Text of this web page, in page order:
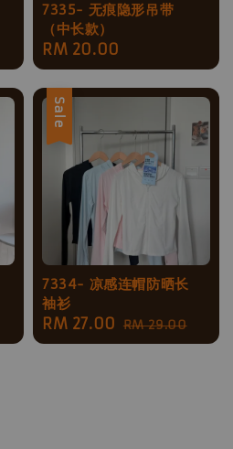
7335- 无痕隐形吊带
（中长款）
Regular
price
RM 20.00
Sale
7334- 凉感连帽防晒长
袖衫
Sale
price
RM 27.00 Regular
price
RM 29.00